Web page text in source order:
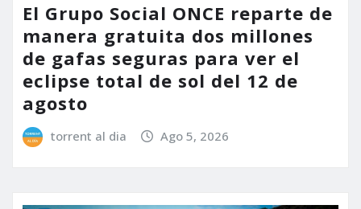
El Grupo Social ONCE reparte de
manera gratuita dos millones
de gafas seguras para ver el
eclipse total de sol del 12 de
agosto
torrent al dia Ago 5, 2026